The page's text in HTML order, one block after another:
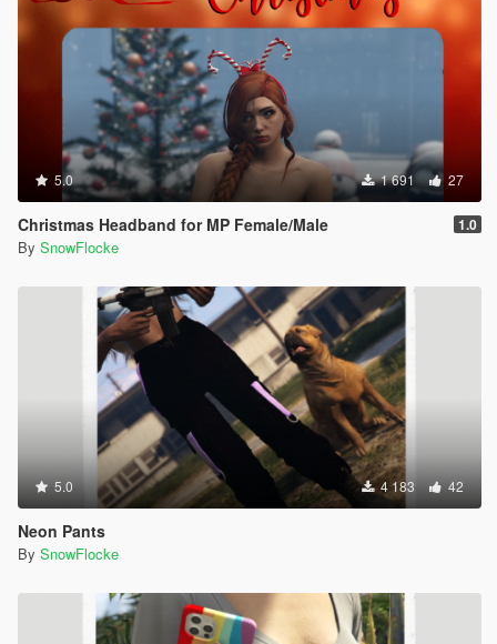
5.0 1 691 27
Christmas Headband for MP Female/Male 1.0
By SnowFlocke
5.0 4 183 42
Neon Pants
By SnowFlocke